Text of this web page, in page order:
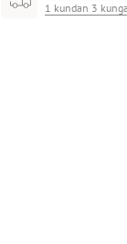
1 kundan 3